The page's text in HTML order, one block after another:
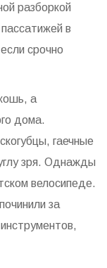
разборкой
в
срочно
а
дома.
гаечные
зря. Однажды
велосипеде.
за